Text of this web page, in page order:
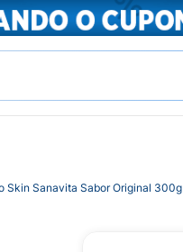
Skin Sanavita Sabor Original 300g